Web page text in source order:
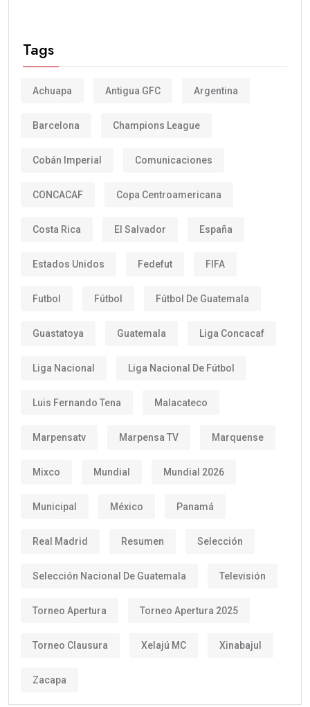
Tags
Achuapa Antigua GFC Argentina
Barcelona Champions League
Cobán Imperial Comunicaciones
CONCACAF Copa Centroamericana
Costa Rica El Salvador España
Estados Unidos Fedefut FIFA
Futbol Fútbol Fútbol De Guatemala
Guastatoya Guatemala Liga Concacaf
Liga Nacional Liga Nacional De Fútbol
Luis Fernando Tena Malacateco
Marpensatv Marpensa TV Marquense
Mixco Mundial Mundial 2026
Municipal México Panamá
Real Madrid Resumen Selección
Selección Nacional De Guatemala Televisión
Torneo Apertura Torneo Apertura 2025
Torneo Clausura Xelajú MC Xinabajul
Zacapa